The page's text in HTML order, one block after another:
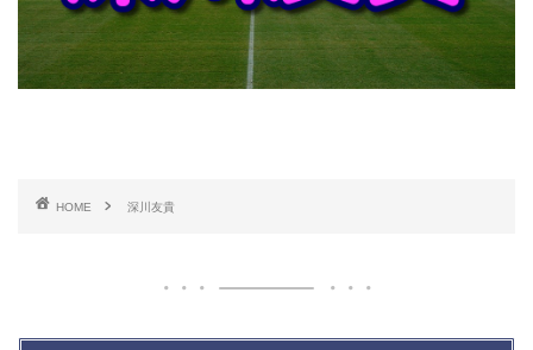
HOME 深川友貴